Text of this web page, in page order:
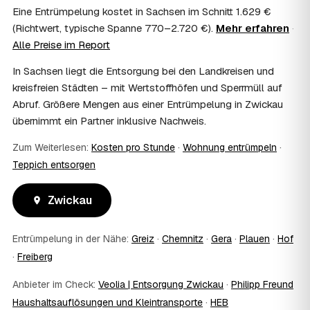
Wohnungsauflösung im Rahmen von Sozialhilfe oder
einem vom Amt veranlassten Umzug. Wichtig: Den Antrag
stellen Sie vor Auftragserteilung beim zuständigen Amt
und holen die Kostenübernahme schriftlich ein. AWL
über die Kostenübernahme.
08 Bekomme ich einen Entsorgungsnachweis?
Ja. Die Partner entsorgen über zugelassene Höfe und
stellen auf Wunsch einen Entsorgungsnachweis aus —
oder die eigene Dokumentation.
09 Muss ich bei der Entrümpelung anwesend sein?
Nicht zwingend. Viele Kunden in Zwickau sind nur zur
Übergabe und zum Abschluss vor Ort; den genauen
Ablauf — etwa die Schlüsselübergabe — stimmen Sie
10 Was ist im Festpreis enthalten?
Der Festpreis deckt in der Regel das komplette
Ausräumen, Tragen und Verladen, den Transport sowie die
fachgerechte Entsorgung ab — auf Wunsch inklusive
besenreiner Übergabe. Es gibt keine versteckten
Eine Entrümpelung kostet in Sachsen im Schnitt 1.629 €
(Richtwert, typische Spanne 770–2.720 €). Mehr erfahren ·
Alle Preise im Report
In Sachsen liegt die Entsorgung bei den Landkreisen und
kreisfreien Städten – mit Wertstoffhöfen und Sperrmüll auf
Abruf. Größere Mengen aus einer Entrümpelung in Zwickau
übernimmt ein Partner inklusive Nachweis.
Zum Weiterlesen: Kosten pro Stunde · Wohnung entrümpeln ·
Teppich entsorgen
Zwickau
Entrümpelung in der Nähe: Greiz · Chemnitz · Gera · Plauen · Hof
· Freiberg
Anbieter im Check: Veolia | Entsorgung Zwickau · Philipp Freund
Haushaltsauflösungen und Kleintransporte · HEB